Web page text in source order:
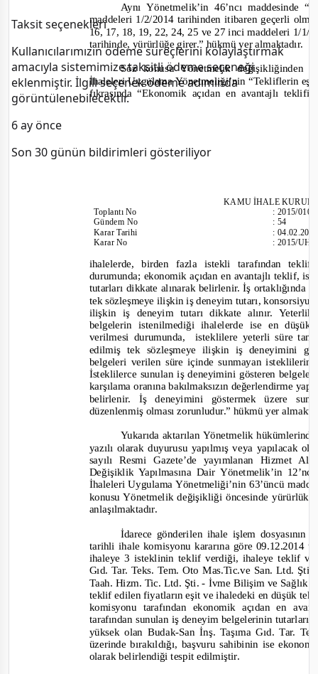
Taksit seçenekleri
Kullanıcılarımızın ödeme süreçlerini kolaylaştırmak
amacıyla sistemimize taksitli ödeme seçeneği
eklenmiştir. İlgili seçenek ödeme adımında
görüntülenebilecektir.
6 ay önce
Son 30 günün bildirimleri gösteriliyor
Aynı Yönetmelik’in 46’ncı maddesinde
maddeleri 1/2/2014 tarihinden itibaren geçerli
16, 17, 18, 19, 22, 24, 25 ve 27 inci maddeleri 1/1/
tarihinde, yürürlüğe girer.” hükmü yer almaktadır.
Söz konusu Yönetmelik
İhaleleri Uygulama Yönetmeliği’nin “Tekliflerin eşit
fıkrasında“Ekonomik açıdan en avantajlı
KAMU İHALE
ToplantıNo
Gündem No
Karar Tarihi
Karar No
:2015/010
:54
:
:2015/
ihalelerde, birden fazla istekli tarafından
durumunda; ekonomik açıdan en avantajlı teklif,
tutarları dikkate alınarak belirlenir. İş ortaklığında
tek sözleşmeye ilişkin iş deneyim tutarı,
ilişkin iş deneyim tutarı dikkate alınır.
belgelerin istenilmediği ihalelerde ise en
verilmesi durumunda,
isteklilere yeterli süre
edilmiş tek sözleşmeye ilişkin iş deneyimini
belgeleri verilen süre içinde sunmayan isteklilerin
İsteklilerce sunulan iş deneyimini gösteren
karşılama oranına bakılmaksızın değerlendirme
belirlenir. İş deneyimini göstermek üzere
düzenlenmiş olması zorunludur.” hükmü yer
Yukarıda aktarılan Yönetmelik
yazılı olarak duyurusu yapılmış veya yapılacak
sayılı Resmi Gazete’de yayımlanan Hizmet
Değişiklik Yapılmasına Dair Yönetmelik’in
İhaleleri Uygulama Yönetmeliği’nin 63’üncü
konusu Yönetmelik değişikliği öncesinde
anlaşılmaktadır.
İdarece gönderilen ihale işlem
tarihli ihale komisyonukararına göre 09.12.2014
ihaleye 3 isteklinin teklif verdiği, ihaleye teklif
Gıd. Tar. Teks. Tem. Oto Mas.Tic.ve San. Ltd.
Taah. Hizm. Tic. Ltd. Şti.- İvme Bilişim ve Sağlık
teklif edilen fiyatların eşit ve ihaledeki en düşük
komisyonu tarafından ekonomik açıdan en
tarafından sunulan iş deneyim belgelerinin
yüksek olan Budak-San İnş. Taşıma Gıd. Tar.
üzerinde bırakıldığı, başvuru sahibinin ise
olarak belirlendiği tespit edilmiştir.